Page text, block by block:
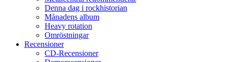
Denna dag i rockhistorian
Månadens album
Heavy rotation
Omröstningar
Recensioner
CD-Recensioner